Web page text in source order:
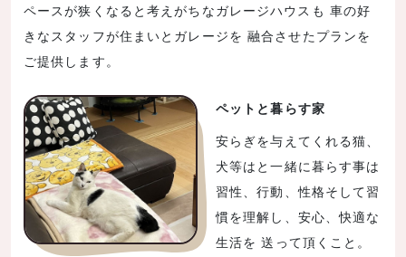
ペースが狭くなると考えがちなガレージハウスも 車の好
きなスタッフが住まいとガレージを 融合させたプランを
ご提供します。
ペットと暮らす家
安らぎを与えてくれる猫、
犬等はと一緒に暮らす事は
習性、行動、性格そして習
慣を理解し、安心、快適な
生活を 送って頂くこと。